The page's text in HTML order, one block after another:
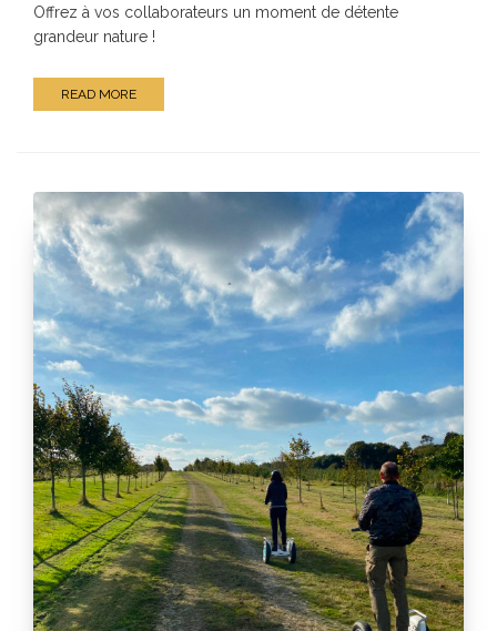
Offrez à vos collaborateurs un moment de détente
grandeur nature !
READ MORE